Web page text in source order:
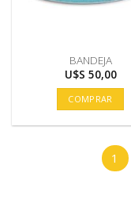
BANDEJA
U$S 50,00
COMPRAR
1